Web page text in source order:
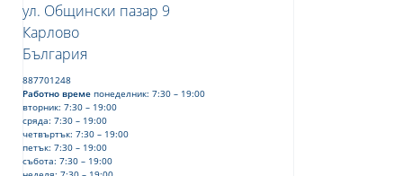
ул. Общински пазар 9
Карлово
България
887701248
Работно време понеделник: 7:30 – 19:00
вторник: 7:30 – 19:00
сряда: 7:30 – 19:00
четвъртък: 7:30 – 19:00
петък: 7:30 – 19:00
събота: 7:30 – 19:00